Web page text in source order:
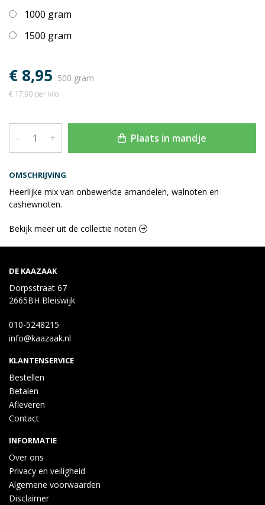
OMSCHRIJVING
Heerlijke mix van onbewerkte amandelen, walnoten en
cashewnoten.
1000 gram
1500 gram
€ 8,95 500 gram
€ 17,90 per kilo
– + Plaats in mandje
Bekijk meer uit de collectie noten
DE KAAZAAK
Dorpsstraat 67
2665BH Bleiswijk
010-5248215
info@kaazaak.nl
KLANTENSERVICE
Bestellen
Betalen
Afleveren
Contact
INFORMATIE
Over ons
Privacy en veiligheid
Algemene voorwaarden
Disclaimer